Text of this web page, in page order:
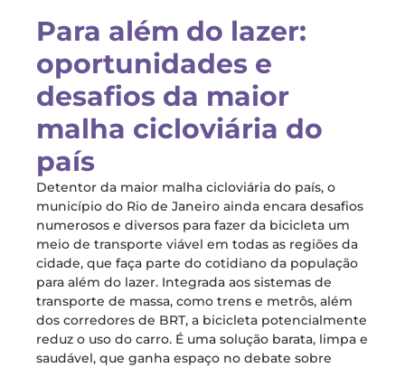
Para além do lazer:
oportunidades e
desafios da maior
malha cicloviária do
país
Detentor da maior malha cicloviária do país, o
município do Rio de Janeiro ainda encara desafios
numerosos e diversos para fazer da bicicleta um
meio de transporte viável em todas as regiões da
cidade, que faça parte do cotidiano da população
para além do lazer. Integrada aos sistemas de
transporte de massa, como trens e metrôs, além
dos corredores de BRT, a bicicleta potencialmente
reduz o uso do carro. É uma solução barata, limpa e
saudável, que ganha espaço no debate sobre